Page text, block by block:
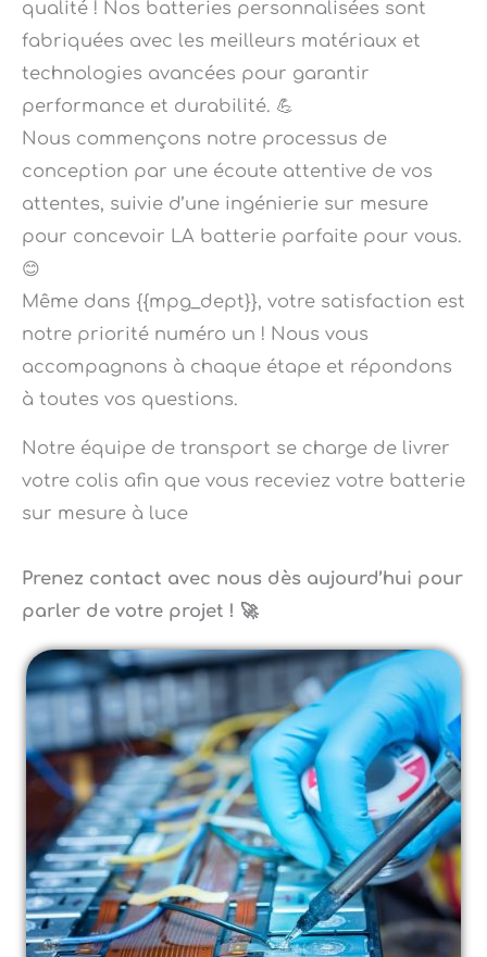
fabriquées avec les meilleurs matériaux et
technologies avancées pour garantir
performance et durabilité. 💪
Nous commençons notre processus de
conception par une écoute attentive de vos
attentes, suivie d’une ingénierie sur mesure
pour concevoir LA batterie parfaite pour vous.
😊
Même dans {{mpg_dept}}, votre satisfaction est
notre priorité numéro un ! Nous vous
accompagnons à chaque étape et répondons
à toutes vos questions.
Notre équipe de transport se charge de livrer
votre colis afin que vous receviez votre batterie
sur mesure à luce
parler de votre projet ! 🚀